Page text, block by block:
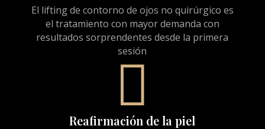
El lifting de contorno de ojos no quirúrgico es
el tratamiento con mayor demanda con
resultados sorprendentes desde la primera
sesión

Reafirmación de la piel